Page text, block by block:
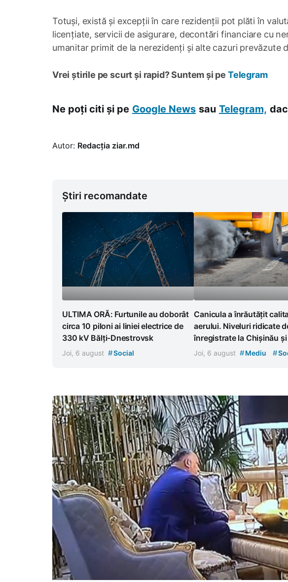
Totuși, există și excepții în care rezidenții pot plăti în
licențiate, servicii de asigurare, decontări financiare cu
umanitar primit de la nerezidenți și alte cazuri prevăzute
Vrei știrile pe scurt și rapid? Suntem și pe Telegram
Ne poți citi și pe Google News sau Telegram,
Autor: Redacția ziar.md
Știri recomandate
ULTIMA ORĂ: Furtunile au doborât
circa 10 piloni ai liniei electrice de
330 kV Bălți-Dnestrovsk
Joi, 6 august #Social
Canicula a înrăutățit
aerului. Niveluri ridicate
înregistrate la Chișinău
Joi, 6 august #Mediu #